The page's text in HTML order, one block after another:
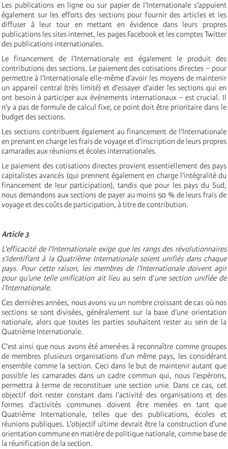
Les publications en ligne ou sur papier de l’Internationale s’appuient
également sur les efforts des sections pour fournir des articles et les
diffuser à leur tour en mettant en évidence dans leurs propres
publications les sites internet, les pages Facebook et les comptes Twitter
des publications internationales.
Le financement de l’Internationale est également le produit des
contributions des sections. Le paiement des cotisations directes – pour
permettre à l’Internationale elle-même d’avoir les moyens de maintenir
un appareil central (très limité) et d’essayer d’aider les sections qui en
ont besoin à participer aux événements internationaux – est crucial. Il
n’y a pas de formule de calcul fixe, ce point doit être prioritaire dans le
budget des sections.
Les sections contribuent également au financement de l’Internationale
en prenant en charge les frais de voyage et d’inscription de leurs propres
camarades aux réunions et écoles internationales.
Le paiement des cotisations directes provient essentiellement des pays
capitalistes avancés (qui prennent également en charge l’intégralité du
financement de leur participation), tandis que pour les pays du Sud,
nous demandons aux sections de payer au moins 50 % de leurs frais de
voyage et des coûts de participation, à titre de contribution.
Article 3
L’efficacité de l’Internationale exige que les rangs des révolutionnaires
s’identifiant à la Quatrième Internationale soient unifiés dans chaque
pays. Pour cette raison, les membres de l’Internationale doivent agir
pour qu’une telle unification ait lieu au sein d’une section unifiée de
l’Internationale.
Ces dernières années, nous avons vu un nombre croissant de cas où nos
sections se sont divisées, généralement sur la base d’une orientation
nationale, alors que toutes les parties souhaitent rester au sein de la
Quatrième Internationale.
C’est ainsi que nous avons été amené·es à reconnaître comme groupes
de membres plusieurs organisations d’un même pays, les considérant
ensemble comme la section. Ceci dans le but de maintenir autant que
possible les camarades dans un cadre commun qui, nous l’espérons,
permettra à terme de reconstituer une section unie. Dans ce cas, cet
objectif doit rester constant dans l’activité des organisations et des
formes d’activités communes doivent être menées en tant que
Quatrième Internationale, telles que des publications, écoles et
réunions publiques. L’objectif ultime devrait être la construction d’une
orientation commune en matière de politique nationale, comme base de
la réunification de la section.